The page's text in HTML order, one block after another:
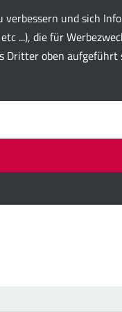
und sich
...), die für
oben